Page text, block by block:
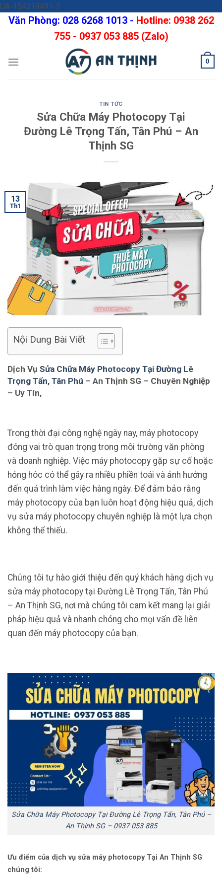
UA-154319491-3
to
content
Văn Phòng: 028 6268 1013 - Hotline: 0938 262
755 - 0937 053 885 (Zalo)
0
TIN TỨC
Sửa Chữa Máy Photocopy Tại
Đường Lê Trọng Tấn, Tân Phú – An
Thịnh SG
13
Th1
Nội Dung Bài Viết
Dịch Vụ Sửa Chữa Máy Photocopy Tại Đường Lê
Trọng Tấn, Tân Phú – An Thịnh SG – Chuyên Nghiệp
– Uy Tín,
Trong thời đại công nghệ ngày nay, máy photocopy
đóng vai trò quan trọng trong môi trường văn phòng
và doanh nghiệp. Việc máy photocopy gặp sự cố hoặc
hỏng hóc có thể gây ra nhiều phiền toái và ảnh hưởng
đến quá trình làm việc hàng ngày. Để đảm bảo rằng
máy photocopy của bạn luôn hoạt động hiệu quả, dịch
vụ sửa máy photocopy chuyên nghiệp là một lựa chọn
không thể thiếu.
Chúng tôi tự hào giới thiệu đến quý khách hàng dịch vụ
sửa máy photocopy tại Đường Lê Trọng Tấn, Tân Phú
– An Thịnh SG, nơi mà chúng tôi cam kết mang lại giải
pháp hiệu quả và nhanh chóng cho mọi vấn đề liên
quan đến máy photocopy của bạn.
Sửa Chữa Máy Photocopy Tại Đường Lê Trọng Tấn, Tân Phú –
An Thịnh SG – 0937 053 885
Ưu điểm của dịch vụ sửa máy photocopy Tại An Thịnh SG
chúng tôi: